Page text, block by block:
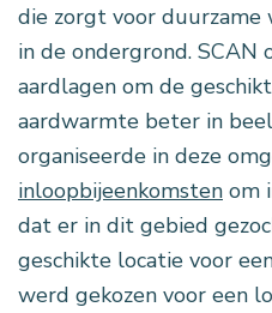
die zorgt voor
in de ondergrond. SCAN
aardlagen om de
aardwarmte beter in
organiseerde in deze
inloopbijeenkomsten om
dat er in dit gebied
geschikte locatie voor
werd gekozen voor een